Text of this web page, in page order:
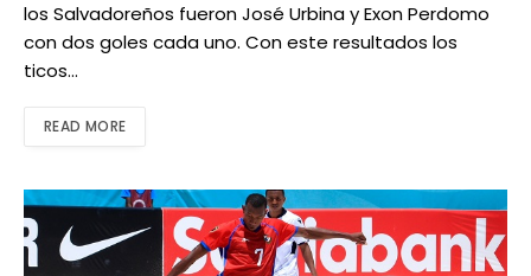
los Salvadoreños fueron José Urbina y Exon Perdomo
con dos goles cada uno. Con este resultados los
ticos…
READ MORE